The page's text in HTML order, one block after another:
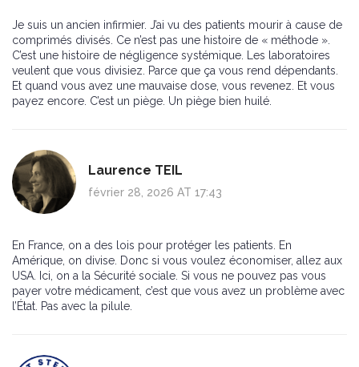
Je suis un ancien infirmier. J’ai vu des patients mourir à cause de
comprimés divisés. Ce n’est pas une histoire de « méthode ».
C’est une histoire de négligence systémique. Les laboratoires
veulent que vous divisiez. Parce que ça vous rend dépendants.
Et quand vous avez une mauvaise dose, vous revenez. Et vous
payez encore. C’est un piège. Un piège bien huilé.
Laurence TEIL
février 28, 2026 AT 17:43
En France, on a des lois pour protéger les patients. En
Amérique, on divise. Donc si vous voulez économiser, allez aux
USA. Ici, on a la Sécurité sociale. Si vous ne pouvez pas vous
payer votre médicament, c’est que vous avez un problème avec
l’État. Pas avec la pilule.